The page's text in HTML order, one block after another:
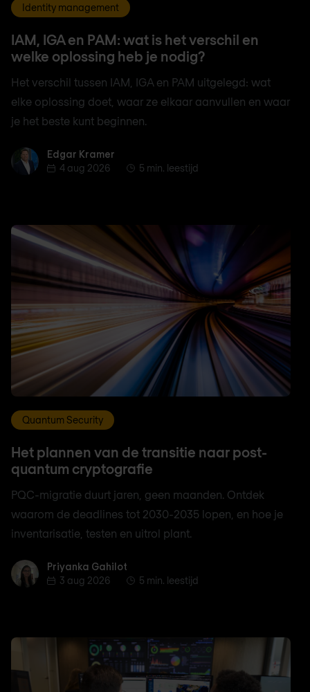
Identity management
IAM, IGA en PAM: wat is het verschil en
welke oplossing heb je nodig?
Het verschil tussen IAM, IGA en PAM uitgelegd: wat
elke oplossing doet, waar ze elkaar aanvullen en waar
je het beste kunt beginnen.
Edgar KramerEdgar Kramer
4 aug 2026
5 min. leestijd
Quantum Security
Het plannen van de transitie naar post-
quantum cryptografie
PQC-migratie duurt jaren, geen maanden. Ontdek
waarom de deadlines tot 2030-2035 lopen, en hoe je
inventarisatie, testen en uitrol plant.
Priyanka Gahilot
Priyanka Gahilot
3 aug 2026
5 min. leestijd